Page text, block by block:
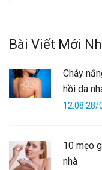
Bài Viết Mới
Cháy
hồi da
12:08 28/
10 mẹo
nhà